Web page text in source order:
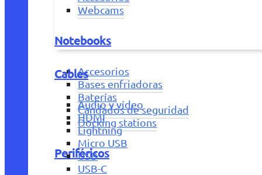
Webcams
Notebooks
Accesorios
Bases enfriadoras
Baterías
Candados de seguridad
Docking stations
Periféricos
Cables
Audio y vídeo
HDMI
Lightning
Micro USB
USB
USB-C